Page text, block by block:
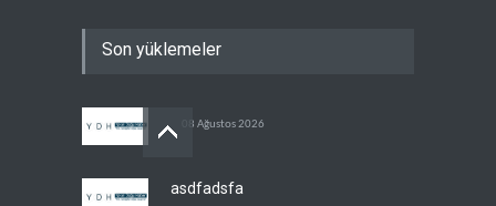
Son yüklemeler
08 Ağustos 2026
asdfadsfa